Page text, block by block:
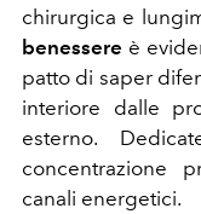
chirurgica e
benessere è
patto di saper
interiore dalle
esterno.
concentrazione
canali energetici.